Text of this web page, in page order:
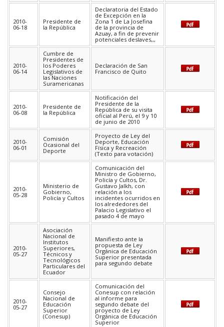
2010-
06-18
Presidente de
la República
Declaratoria del Estado
de Excepción en la
Zona 1 de La Josefina
de la provincia de
Azuay, a fin de prevenir
potenciales deslaves,,,
2010-
06-14
Cumbre de
Presidentes de
los Poderes
Legislativos de
las Naciones
Suramericanas
Declaración de San
Francisco de Quito
2010-
06-08
Presidente de
la República
Notificación del
Presidente de la
República de su visita
oficial al Perú, el 9 y 10
de junio de 2010
2010-
06-01
Comisión
Ocasional del
Deporte
Proyecto de Ley del
Deporte, Educación
Física y Recreación
(Texto para votación)
2010-
05-28
Ministerio de
Gobierno,
Policía y Cultos
Comunicación del
Ministro de Gobierno,
Policía y Cultos, Dr.
Gustavo Jalkh, con
relación a los
incidentes ocurridos en
los alrededores del
Palacio Legislativo el
pasado 4 de mayo
2010-
05-27
Asociación
Nacional de
Institutos
Superiores,
Técnicos y
Tecnológicos
Particulares del
Ecuador
Manifiesto ante la
propuesta de Ley
Orgánica de Educación
Superior presentada
para segundo debate
2010-
05-27
Consejo
Nacional de
Educación
Superior
(Conesup)
Comunicación del
Conesup con relación
al informe para
segundo debate del
proyecto de Ley
Orgánica de Educación
Superior